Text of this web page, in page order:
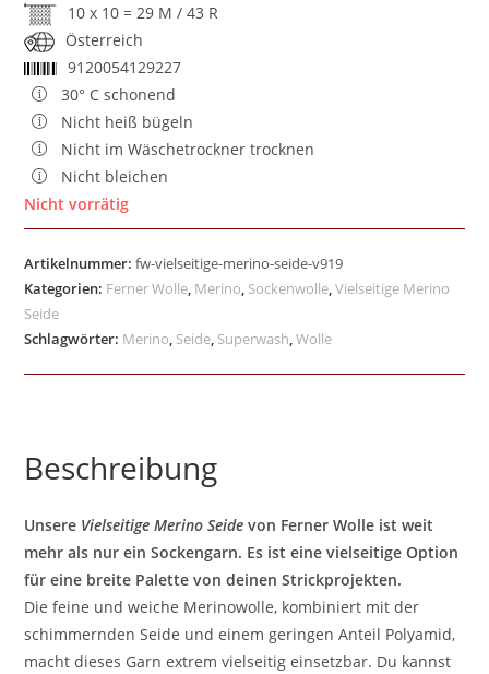
10 x 10 = 29 M / 43 R
Österreich
9120054129227
30° C schonend
Nicht heiß bügeln
Nicht im Wäschetrockner trocknen
Nicht bleichen
Nicht vorrätig
Artikelnummer:fw-vielseitige-merino-seide-v919
Kategorien: Ferner Wolle, Merino, Sockenwolle,Vielseitige Merino
Seide
Schlagwörter: Merino, Seide, Superwash,Wolle
Beschreibung
Unsere Vielseitige Merino Seide von Ferner Wolle ist weit
mehr als nur ein Sockengarn. Es ist eine vielseitige Option
für eine breite Palette von deinen Strickprojekten.
Die feine und weiche Merinowolle, kombiniert mit der
schimmernden Seide und einem geringen Anteil Polyamid,
macht dieses Garn extrem vielseitig einsetzbar. Du kannst